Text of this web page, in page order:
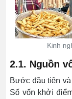
Kinh
2.1. Nguồn
Bước đầu tiên
Số vốn khởi